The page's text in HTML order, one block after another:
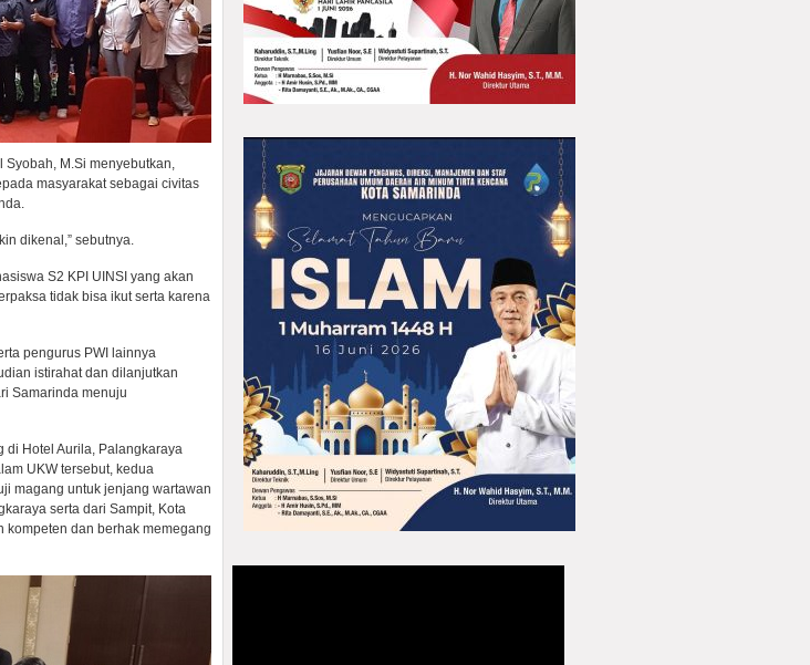
Syobah, M.Si menyebutkan,
masyarakat sebagai civitas
dikenal,” sebutnya.
S2 KPI UINSI yang akan
tidak bisa ikut serta karena
pengurus PWI lainnya
istirahat dan dilanjutkan
Samarinda menuju
di Hotel Aurila, Palangkaraya
UKW tersebut, kedua
magang untuk jenjang wartawan
serta dari Sampit, Kota
kompeten dan berhak memegang